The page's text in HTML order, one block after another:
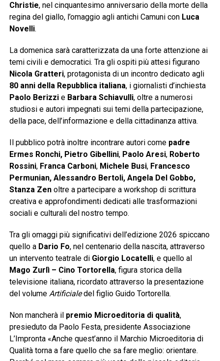
Christie, nel cinquantesimo anniversario della morte della
regina del giallo, l’omaggio agli antichi Camuni con Luca
Novelli.
La domenica sarà caratterizzata da una forte attenzione ai
temi civili e democratici. Tra gli ospiti più attesi figurano
Nicola Gratteri, protagonista di un incontro dedicato agli
80 anni della Repubblica italiana, i giornalisti d’inchiesta
Paolo Berizzie Barbara Schiavulli, oltre a numerosi
studiosi e autori impegnati sui temi della partecipazione,
della pace, dell’informazione e della cittadinanza attiva.
Il pubblico potrà inoltre incontrare autori come padre
Ermes Ronchi, Pietro Gibellini, Paolo Aresi, Roberto
Rossini, Franca Carboni, Michele Busi, Francesco
Permunian, Alessandro Bertoli, Angela Del Gobbo,
Stanza Zenoltre a partecipare a workshop di scrittura
creativa e approfondimenti dedicati alle trasformazioni
sociali e culturali del nostro tempo.
Tra gli omaggi più significativi dell’edizione 2026 spiccano
quello a Dario Fo, nel centenario della nascita, attraverso
un intervento teatrale di Giorgio Locatelli, e quello al
Mago Zurlì – Cino Tortorella, figura storica della
televisione italiana, ricordato attraverso la presentazione
del volume Artificialedel figlio Guido Tortorella.
Non mancherà il premio Microeditoria di qualità,
presieduto da Paolo Festa, presidente Associazione
L’Impronta «Anche quest’anno il Marchio Microeditoria di
Qualità torna a fare quello che sa fare meglio: orientare.